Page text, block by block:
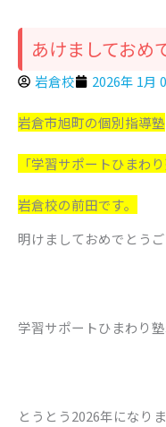
あけましておめ
岩倉校 2026年 1月
岩倉市旭町の個別指導塾
「学習サポートひまわり
岩倉校の前田です。
明けましておめでとうご
学習サポートひまわり塾
とうとう2026年になり